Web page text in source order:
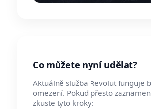
Co můžete nyní udělat?
Aktuálně služba Revolut funguje
omezení. Pokud přesto
zkuste tyto kroky: